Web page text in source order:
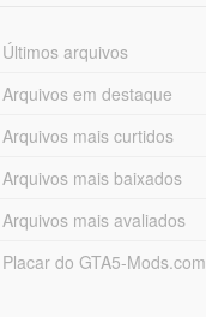
Últimos arquivos
Arquivos em destaque
Arquivos mais curtidos
Arquivos mais baixados
Arquivos mais avaliados
Placar do GTA5-Mods.com